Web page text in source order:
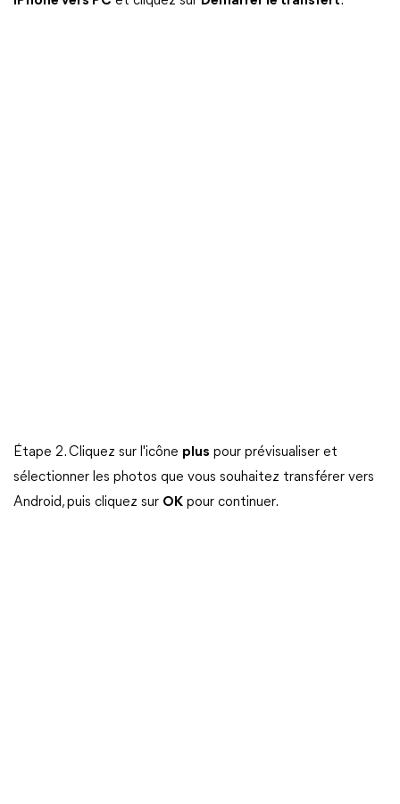
Étape 2. Cliquez sur l'icône plus pour prévisualiser et
sélectionner les photos que vous souhaitez transférer vers
Android, puis cliquez sur OK pour continuer.